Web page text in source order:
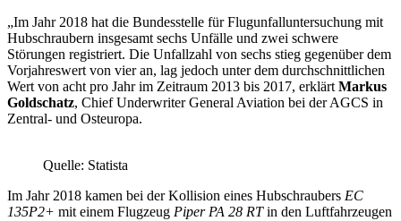
„Im Jahr 2018 hat die Bundesstelle für Flugunfalluntersuchung mit
Hubschraubern insgesamt sechs Unfälle und zwei schwere
Störungen registriert. Die Unfallzahl von sechs stieg gegenüber dem
Vorjahreswert von vier an, lag jedoch unter dem durchschnittlichen
Wert von acht pro Jahr im Zeitraum 2013 bis 2017, erklärt Markus
Goldschatz, Chief Underwriter General Aviation bei der AGCS in
Zentral- und Osteuropa.
Quelle: Statista
Im Jahr 2018 kamen bei der Kollision eines Hubschraubers EC
135P2+ mit einem Flugzeug Piper PA 28 RTin den Luftfahrzeugen